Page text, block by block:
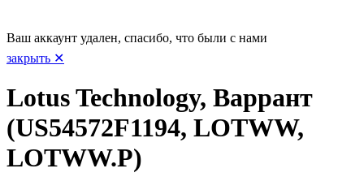
Ваш аккаунт удален, спасибо, что были с нами
закрыть ✕
Lotus Technology, Варрант
(US54572F1194, LOTWW,
LOTWW.P)